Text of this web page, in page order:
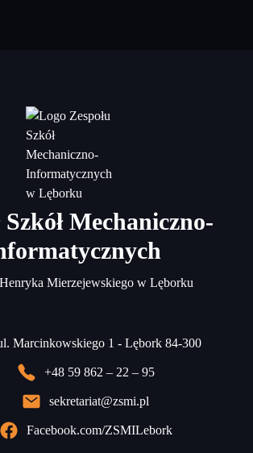
Szkół Mechaniczno-
Mierzejewskiego w Lęborku
Marcinkowskiego 1 - Lębork 84-300
+48 59 862 – 22 – 95
sekretariat@zsmi.pl
Facebook.com/ZSMILebork